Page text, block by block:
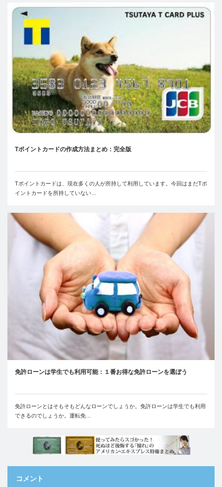
Tポイントカードの作成方法まとめ：完全版
Tポイントカードは、現在多くの人が所持して利用しています。今回はまだTポ
イントカードを所持していない…
免許ローンは学生でも利用可能：１番お得な免許ローンを選ぼう
免許ローンとはそもそもどんなローンでしょうか。免許ローンは学生でも利用
できるのでしょうか。運転免…
コメント